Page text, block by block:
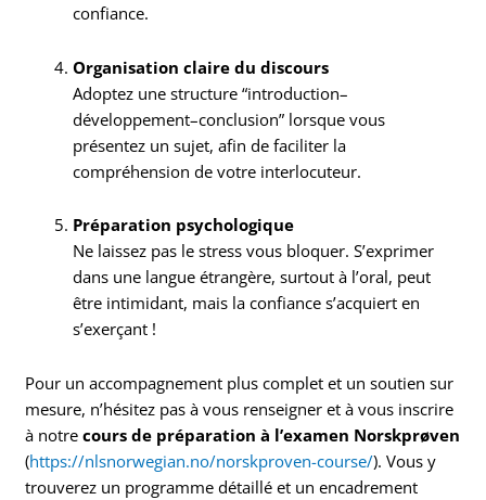
confiance.
Organisation claire du discours
Adoptez une structure “introduction–
développement–conclusion” lorsque vous
présentez un sujet, afin de faciliter la
compréhension de votre interlocuteur.
Préparation psychologique
Ne laissez pas le stress vous bloquer. S’exprimer
dans une langue étrangère, surtout à l’oral, peut
être intimidant, mais la confiance s’acquiert en
s’exerçant !
Pour un accompagnement plus complet et un soutien sur
mesure, n’hésitez pas à vous renseigner et à vous inscrire
à notrecours de préparation à l’examen Norskprøven
(https://nlsnorwegian.no/norskproven-course/). Vous y
trouverez un programme détaillé et un encadrement